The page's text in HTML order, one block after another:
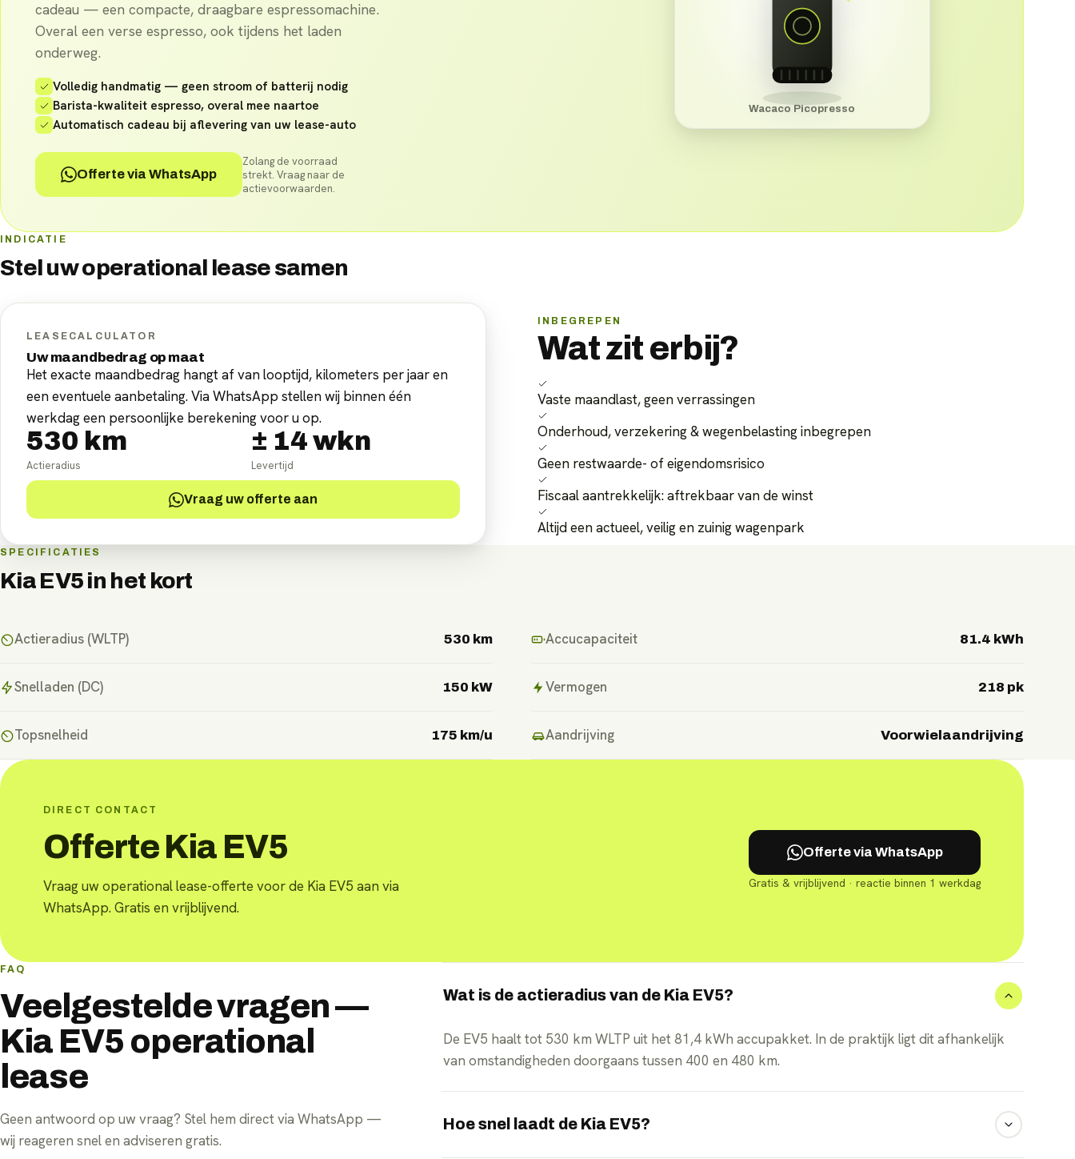
cadeau — een compacte, draagbare espressomachine.
Overal een verse espresso, ook tijdens het laden
onderweg.
Volledig handmatig — geen stroom of batterij nodig
Barista-kwaliteit espresso, overal mee naartoe
Automatisch cadeau bij aflevering van uw lease-auto
Offerte via WhatsApp
Zolang de voorraad
strekt. Vraag naar de
actievoorwaarden.
Wacaco Picopresso
INDICATIE
Stel uwoperational leasesamen
LEASECALCULATOR
Uw maandbedrag op maat
Het exacte maandbedrag hangt af van looptijd, kilometers per jaar en
een eventuele aanbetaling. Via WhatsApp stellen wij binnen één
werkdag een persoonlijke berekening voor u op.
530 km
Actieradius
± 14 wkn
Levertijd
Vraag uw offerte aan
INBEGREPEN
Wat zit erbij?
Vaste maandlast, geen verrassingen
Onderhoud, verzekering & wegenbelasting inbegrepen
Geen restwaarde- of eigendomsrisico
Fiscaal aantrekkelijk: aftrekbaar van de winst
Altijd een actueel, veilig en zuinig wagenpark
SPECIFICATIES
Kia EV5in het kort
Actieradius (WLTP) 530 km Accucapaciteit 81.4 kWh
Snelladen (DC) 150 kW Vermogen 218 pk
Topsnelheid 175 km/u Aandrijving Voorwielaandrijving
DIRECT CONTACT
Offerte Kia EV5
Vraag uw operational lease-offerte voor de Kia EV5 aan via
WhatsApp. Gratis en vrijblijvend.
Offerte via WhatsApp
Gratis & vrijblijvend · reactie binnen 1 werkdag
FAQ
Veelgestelde vragen —
Kia EV5 operational
lease
Geen antwoord op uw vraag? Stel hem direct via WhatsApp —
wij reageren snel en adviseren gratis.
Wat is de actieradius van de Kia EV5?
De EV5 haalt tot 530 km WLTP uit het 81,4 kWh accupakket. In de praktijk ligt dit afhankelijk
van omstandigheden doorgaans tussen 400 en 480 km.
Hoe snel laadt de Kia EV5?